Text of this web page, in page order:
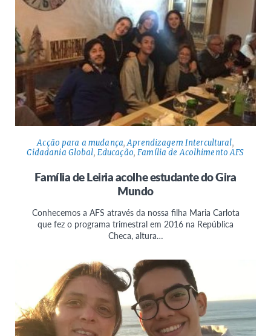
Acção para a mudança,Aprendizagem Intercultural,
Cidadania Global, Educação,Família de Acolhimento AFS
Família de Leiria acolhe estudante do Gira
Mundo
Conhecemos a AFS através da nossa filha Maria Carlota
que fez o programa trimestral em 2016 na República
Checa, altura…